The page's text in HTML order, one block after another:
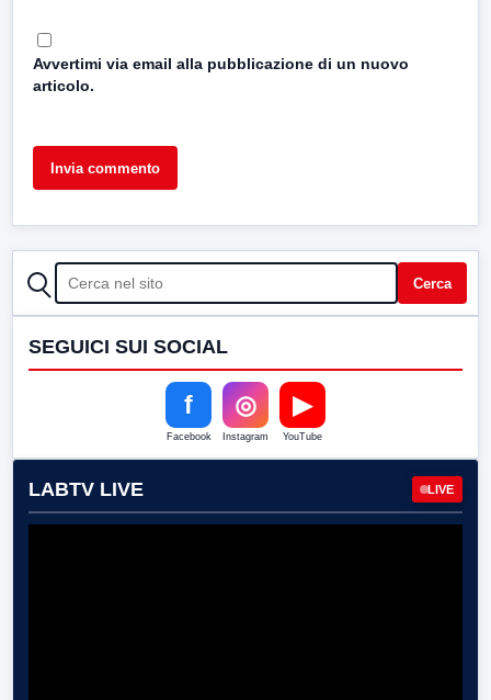
Avvertimi via email alla pubblicazione di un nuovo
articolo.
CERCA Cerca
SEGUICI SUI SOCIAL
f
Facebook
◎
Instagram
▶
YouTube
LABTV LIVE LIVE